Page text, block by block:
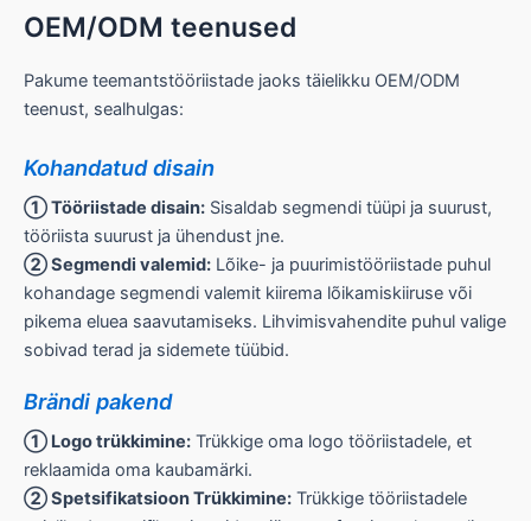
OEM/ODM teenused
Pakume teemantstööriistade jaoks täielikku OEM/ODM
teenust, sealhulgas:
Kohandatud disain
① Tööriistade disain: Sisaldab segmendi tüüpi ja suurust,
tööriista suurust ja ühendust jne.
② Segmendi valemid: Lõike- ja puurimistööriistade puhul
kohandage segmendi valemit kiirema lõikamiskiiruse või
pikema eluea saavutamiseks. Lihvimisvahendite puhul valige
sobivad terad ja sidemete tüübid.
Brändi pakend
① Logo trükkimine: Trükkige oma logo tööriistadele, et
reklaamida oma kaubamärki.
② Spetsifikatsioon Trükkimine: Trükkige tööriistadele